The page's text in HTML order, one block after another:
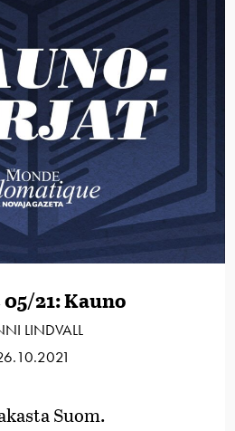
21: Kauno
LINDVALL
Suom.